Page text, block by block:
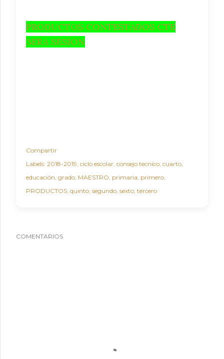
PRODUCTOS CONTESTADOS CTE
3ERA SESION
Compartir
Labels: 2018-2019 ciclo escolar consejo tecnico cuarto
educación grado MAESTRO primaria primero
PRODUCTOS quinto segundo sexto tercero
COMENTARIOS